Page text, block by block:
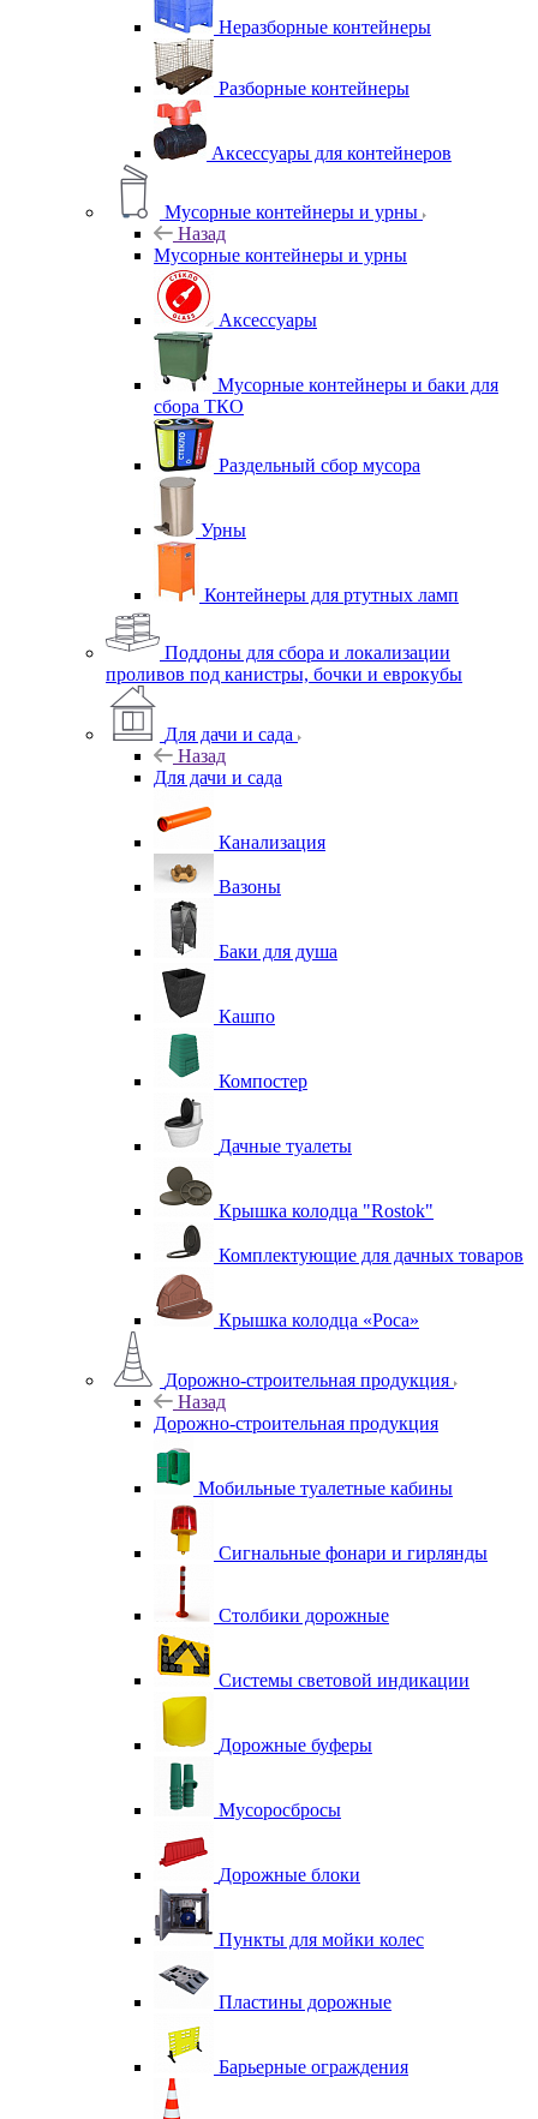
Неразборные контейнеры
Разборные контейнеры
Аксессуары для контейнеров
Мусорные контейнеры и урны
Назад
Мусорные контейнеры и урны
Аксессуары
Мусорные контейнеры и баки для
сбора ТКО
Раздельный сбор мусора
Урны
Контейнеры для ртутных ламп
Поддоны для сбора и локализации
проливов под канистры, бочки и еврокубы
Для дачи и сада
Назад
Для дачи и сада
Канализация
Вазоны
Баки для душа
Кашпо
Компостер
Дачные туалеты
Крышка колодца "Rostok"
Комплектующие для дачных товаров
Крышка колодца «Роса»
Дорожно-строительная продукция
Назад
Дорожно-строительная продукция
Мобильные туалетные кабины
Сигнальные фонари и гирлянды
Столбики дорожные
Системы световой индикации
Дорожные буферы
Мусоросбросы
Дорожные блоки
Пункты для мойки колес
Пластины дорожные
Барьерные ограждения